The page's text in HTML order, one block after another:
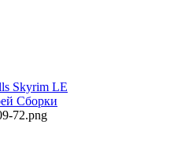
Skyrim LE
Сборки
72.png